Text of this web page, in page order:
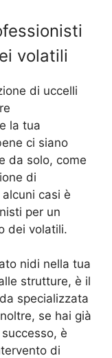
volatili
di uccelli
la tua
ci siano
da solo, come
di
casi è
per un
dei volatili.
nidi nella tua
strutture, è il
specializzata
se hai già
è
di